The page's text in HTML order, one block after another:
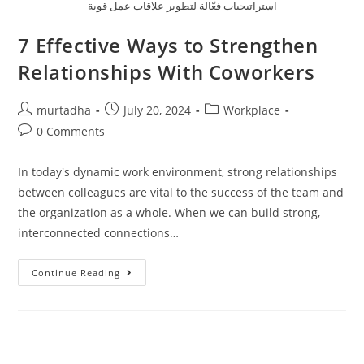
استراتيجيات فعّالة لتطوير علاقات عمل قوية
7 Effective Ways to Strengthen
Relationships With Coworkers
murtadha July 20, 2024
Workplace
0 Comments
In today's dynamic work environment, strong relationships
between colleagues are vital to the success of the team and
the organization as a whole. When we can build strong,
interconnected connections…
Continue Reading